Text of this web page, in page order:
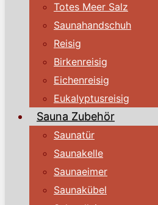
Totes Meer Salz
Saunahandschuh
Reisig
Birkenreisig
Eichenreisig
Eukalyptusreisig
Sauna Zubehör
Saunatür
Saunakelle
Saunaeimer
Saunakübel